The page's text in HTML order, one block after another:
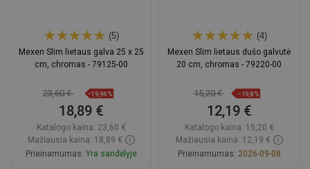
(5)
Mexen Slim lietaus galva 25 x 25
cm, chromas - 79125-00
23,60 € −19,96%
18,89 €
Katalogo kaina: 23,60 €
Mažiausia kaina: 18,89 €
Prieinamumas: Yra sandėlyje
(4)
Mexen Slim lietaus dušo galvutė
20 cm, chromas - 79220-00
15,20 € −19,8%
12,19 €
Katalogo kaina: 15,20 €
Mažiausia kaina: 12,19 €
Prieinamumas: 2026-09-08